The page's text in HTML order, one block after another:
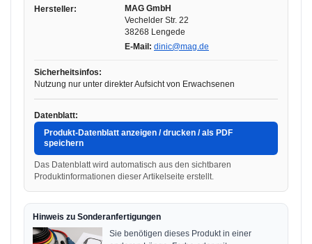
Hersteller:
MAG GmbH
Vechelder Str. 22
38268 Lengede
E-Mail: dinic@mag.de
Sicherheitsinfos:
Nutzung nur unter direkter Aufsicht von Erwachsenen
Datenblatt:
Produkt-Datenblatt anzeigen / drucken / als PDF
speichern
Das Datenblatt wird automatisch aus den sichtbaren
Produktinformationen dieser Artikelseite erstellt.
Hinweis zu Sonderanfertigungen
Sie benötigen dieses Produkt in einer